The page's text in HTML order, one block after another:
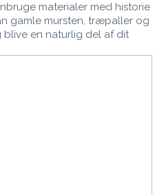
materialer med historie
gamle mursten, træpaller og
en naturlig del af dit